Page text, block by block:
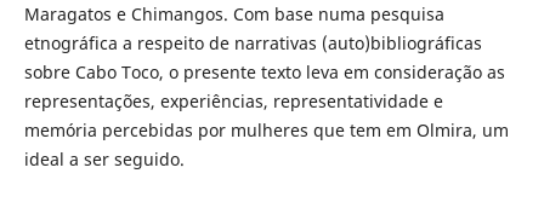
Maragatos e Chimangos. Com base numa pesquisa
etnográfica a respeito de narrativas (auto)bibliográficas
sobre Cabo Toco, o presente texto leva em consideração as
representações, experiências, representatividade e
memória percebidas por mulheres que tem em Olmira, um
ideal a ser seguido.